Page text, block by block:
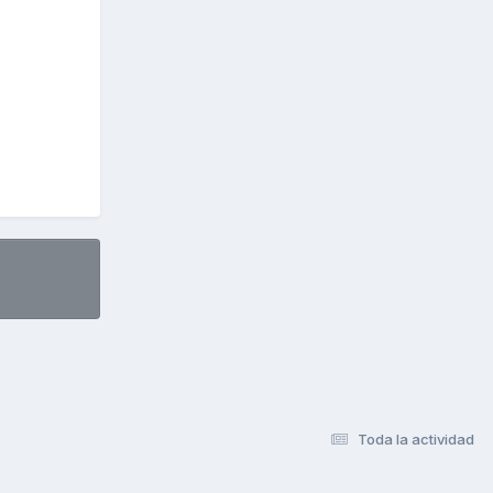
Toda la actividad